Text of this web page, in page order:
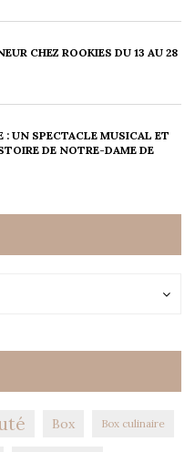
CHEZ ROOKIES DU 13 AU 28
: UN SPECTACLE MUSICAL ET
DE NOTRE-DAME DE
Box Box culinaire